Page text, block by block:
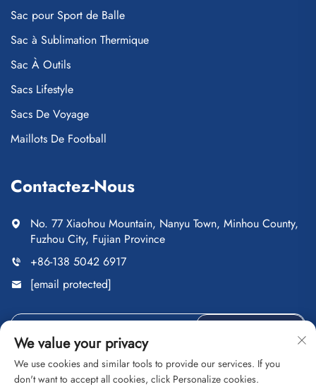
Sac pour Sport de Balle
Sac à Sublimation Thermique
Sac À Outils
Sacs Lifestyle
Sacs De Voyage
Maillots De Football
Contactez-Nous
No. 77 Xiaohou Mountain, Nanyu Town, Minhou County,
Fuzhou City, Fujian Province
+86-138 5042 6917
[email protected]
We value your privacy
We use cookies and similar tools to provide our services. If you
don't want to accept all cookies, click Personalize cookies.